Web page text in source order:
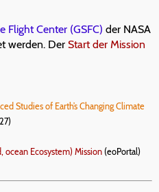
Flight Center (GSFC) der NASA
werden. Der Start der Mission
Studies of Earth’s Changing Climate
ocean Ecosystem) Mission (eoPortal)